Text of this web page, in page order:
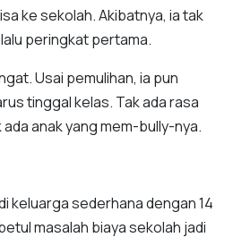
ke sekolah. Akibatnya, ia tak
peringkat pertama.
Usai pemulihan, ia pun
tinggal kelas. Tak ada rasa
anak yang mem-bully-nya.
keluarga sederhana dengan 14
masalah biaya sekolah jadi